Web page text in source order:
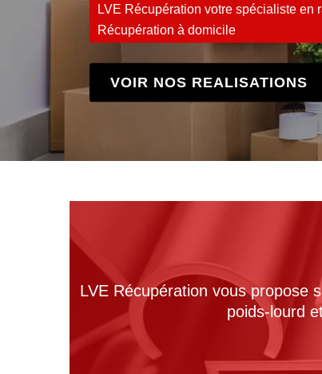
LVE Récupération votre spécialiste en
Récupération à domicile
VOIR NOS REALISATIONS
LVE Récupération vous propose
poids-lourd